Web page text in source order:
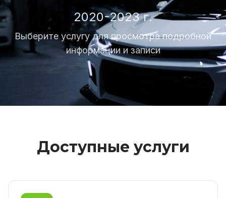
2020-2023 г.
Выберите услугу для просмотра подробной
информации и записи
Доступные услуги